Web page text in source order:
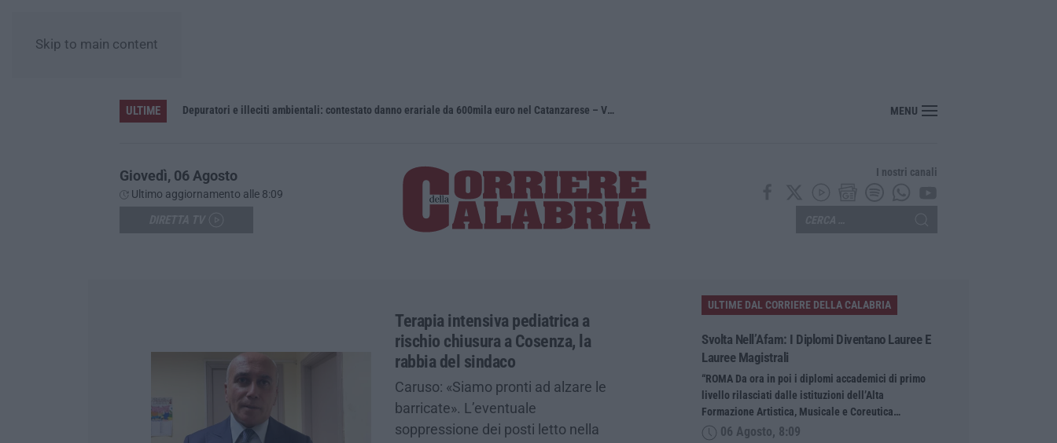
Skip to main content
ULTIME Depuratori e illeciti ambientali: contestato danno erariale da 600mila euro nel Catanzarese – VIDEO Dl sicurezza-migranti approvato alla Camera: è leggeMENU
Giovedì, 06 Agosto
Ultimo aggiornamento alle 8:09
I nostri canali
Terapia intensiva pediatrica a
rischio chiusura a Cosenza, la
rabbia del sindaco
Caruso: «Siamo pronti ad alzare le
barricate». L’eventuale
soppressione dei posti letto nella
ULTIME DAL CORRIERE DELLA CALABRIA
Svolta Nell’Afam: I Diplomi Diventano Lauree E
Lauree Magistrali
“ROMA Da ora in poi i diplomi accademici di primo
livello rilasciati dalle istituzioni dell’Alta
Formazione Artistica, Musicale e Coreutica…
06 Agosto, 8:09